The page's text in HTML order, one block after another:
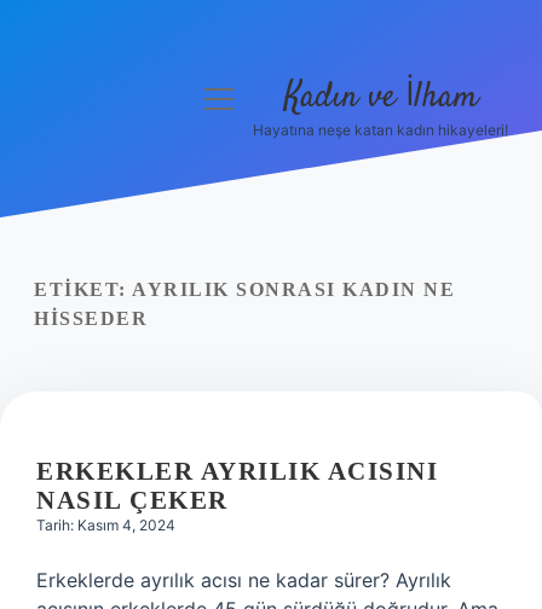
Yasal Uyarı
menüyü
Kadın ve İlham
Hayatına neşe katan kadın hikayeleri!
ETIKET: AYRILIK SONRASI KADIN NE
HISSEDER
ERKEKLER AYRILIK ACISINI
NASIL ÇEKER
Tarih: Kasım 4, 2024
Erkeklerde ayrılık acısı ne kadar sürer? Ayrılık